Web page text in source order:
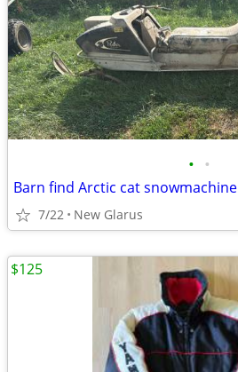
• •
Barn find Arctic cat snowmachine
7/22 New Glarus
$125